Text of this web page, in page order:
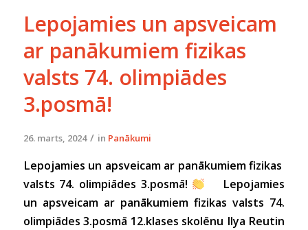
Lepojamies un apsveicam
ar panākumiem fizikas
valsts 74. olimpiādes
3.posmā!
26. marts, 2024 / in Panākumi
Lepojamies un apsveicam ar panākumiem fizikas
valsts 74. olimpiādes 3.posmā!
Lepojamies
un apsveicam ar panākumiem fizikas valsts 74.
olimpiādes 3.posmā 12.klases skolēnu Ilya Reutin